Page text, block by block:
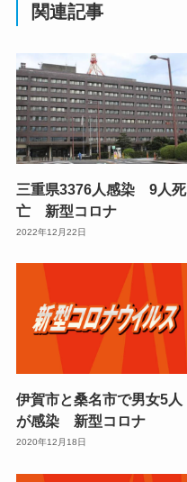
関連記事
三重県3376人感染 9人死
亡 新型コロナ
2022年12月22日
伊賀市と桑名市で男女5人
が感染 新型コロナ
2020年12月18日